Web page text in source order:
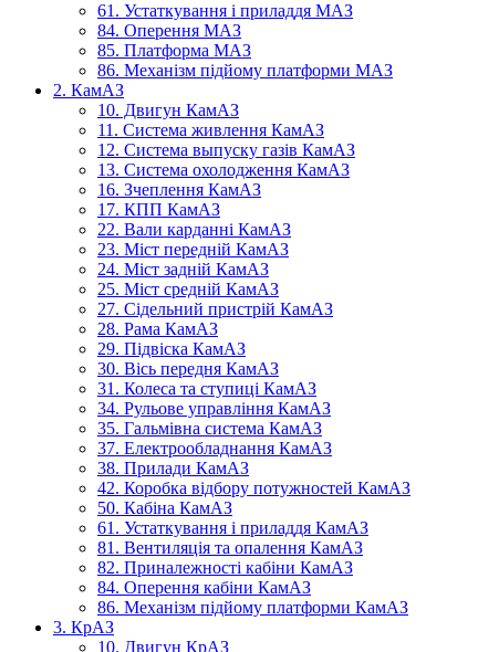
61. Устаткування і приладдя МАЗ
84. Оперення МАЗ
85. Платформа МАЗ
86. Механізм підйому платформи МАЗ
2. КамАЗ
10. Двигун КамАЗ
11. Система живлення КамАЗ
12. Система выпуску газів КамАЗ
13. Система охолодження КамАЗ
16. Зчеплення КамАЗ
17. КПП КамАЗ
22. Вали карданні КамАЗ
23. Міст передній КамАЗ
24. Міст задній КамАЗ
25. Міст средній КамАЗ
27. Сідельний пристрій КамАЗ
28. Рама КамАЗ
29. Підвіска КамАЗ
30. Вісь передня КамАЗ
31. Колеса та ступиці КамАЗ
34. Рульове управління КамАЗ
35. Гальмівна система КамАЗ
37. Електрообладнання КамАЗ
38. Прилади КамАЗ
42. Коробка відбору потужностей КамАЗ
50. Кабіна КамАЗ
61. Устаткування і приладдя КамАЗ
81. Вентиляція та опалення КамАЗ
82. Приналежності кабіни КамАЗ
84. Оперення кабіни КамАЗ
86. Механізм підйому платформи КамАЗ
3. КрАЗ
10. Двигун КрАЗ